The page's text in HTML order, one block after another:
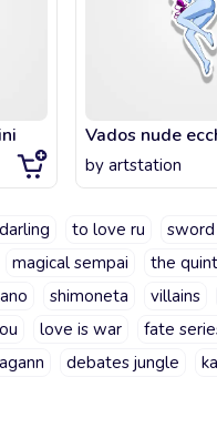
Vados nude
by artstation
to love ru
magical sempai
the
shimoneta villains
love is war fate
debates jungle